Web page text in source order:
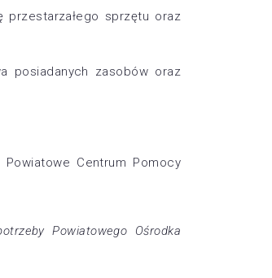
przestarzałego sprzętu oraz
posiadanych zasobów oraz
Centrum Pomocy
Powiatowego Ośrodka